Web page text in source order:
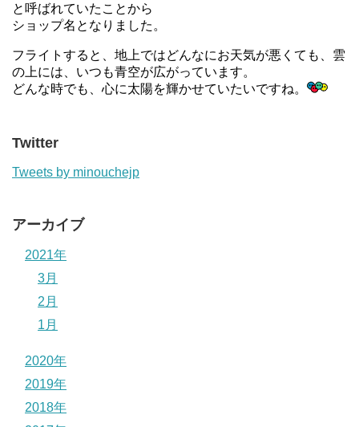
と呼ばれていたことから
ショップ名となりました。
フライトすると、地上ではどんなにお天気が悪くても、雲
の上には、いつも青空が広がっています。
どんな時でも、心に太陽を輝かせていたいですね。
Twitter
Tweets by minouchejp
アーカイブ
2021年
3月
2月
1月
2020年
2019年
2018年